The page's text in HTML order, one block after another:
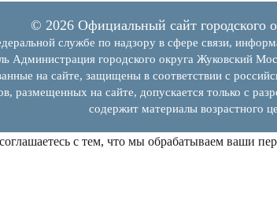
© 2026 Официальный сайт городского
службе по надзору в сфере связи,
городского округа Жуковский
на сайте, защищены в соответствии с
размещенных на сайте, допускается только с
содержит материалы возрастного
с тем, что мы обрабатываем ваши